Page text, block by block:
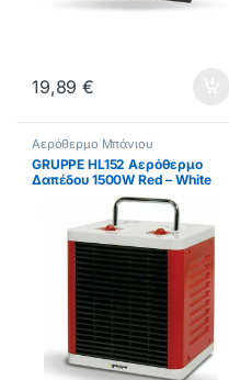
19,89€
Αερόθερμο Μπάνιου
GRUPPE HL152 Αερόθερμο
Δαπέδου 1500W Red – White
ΕΩΣ 12 ΔΟΣΕΙΣ